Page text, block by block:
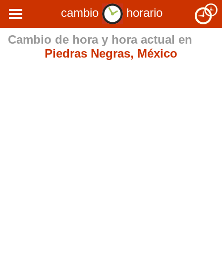
cambio
horario
Cambio de hora y hora actual en
Piedras Negras, México